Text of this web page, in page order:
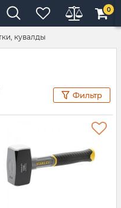
0
кувалды
Фильтр